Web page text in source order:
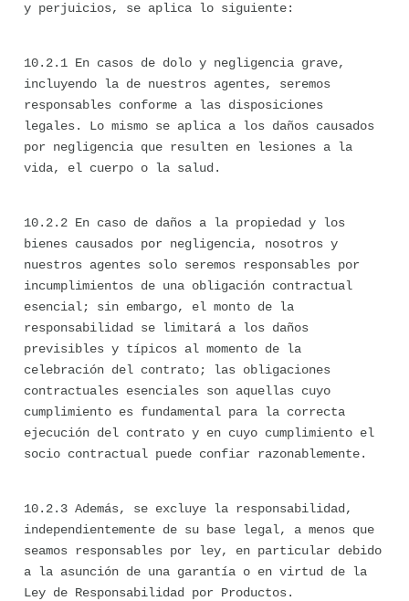
y perjuicios, se aplica lo siguiente:
10.2.1 En casos de dolo y negligencia grave,
incluyendo la de nuestros agentes, seremos
responsables conforme a las disposiciones
legales. Lo mismo se aplica a los daños causados
por negligencia que resulten en lesiones a la
vida, el cuerpo o la salud.
10.2.2 En caso de daños a la propiedad y los
bienes causados por negligencia, nosotros y
nuestros agentes solo seremos responsables por
incumplimientos de una obligación contractual
esencial; sin embargo, el monto de la
responsabilidad se limitará a los daños
previsibles y típicos al momento de la
celebración del contrato; las obligaciones
contractuales esenciales son aquellas cuyo
cumplimiento es fundamental para la correcta
ejecución del contrato y en cuyo cumplimiento el
socio contractual puede confiar razonablemente.
10.2.3 Además, se excluye la responsabilidad,
independientemente de su base legal, a menos que
seamos responsables por ley, en particular debido
a la asunción de una garantía o en virtud de la
Ley de Responsabilidad por Productos.